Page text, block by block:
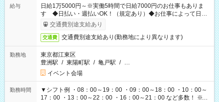
給与
日給1万5000円～※実働5時間で日給7000円のお仕事もありま
す ◆日払い・週払いOK！（規定あり）◆お仕事によって日給
も異なります
交通費別途支給あり
交通費 交通費別途支給あり(勤務地により異なります)
勤務地
東京都江東区
豊洲駅 / 東陽町駅 / 亀戸駅 / …
イベント会場
勤務時間
▼シフト例 ・08：00～19：00 ・09：00～18：00 ・10：00～
17：00 ・13：00～22：00 ・16：00～21：00 など多数！ ※お